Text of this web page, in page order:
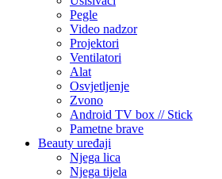
Pegle
Video nadzor
Projektori
Ventilatori
Alat
Osvjetljenje
Zvono
Android TV box // Stick
Pametne brave
Beauty uređaji
Njega lica
Njega tijela